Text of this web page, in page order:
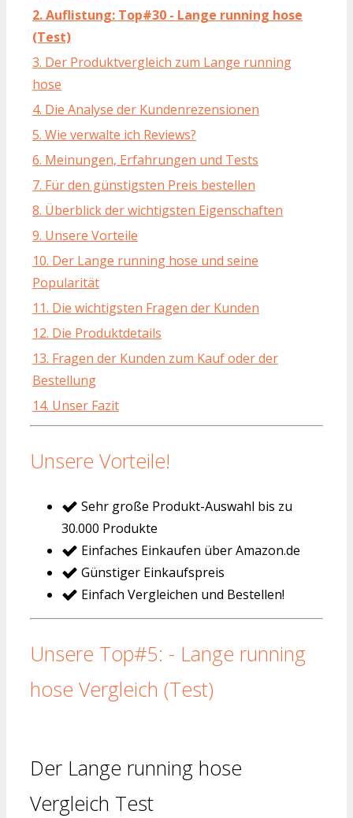
2. Auflistung: Top#30 - Lange running hose
(Test)
3. Der Produktvergleich zum Lange running
hose
4. Die Analyse der Kundenrezensionen
5. Wie verwalte ich Reviews?
6. Meinungen, Erfahrungen und Tests
7. Für den günstigsten Preis bestellen
8. Überblick der wichtigsten Eigenschaften
9. Unsere Vorteile
10. Der Lange running hose und seine
Popularität
11. Die wichtigsten Fragen der Kunden
12. Die Produktdetails
13. Fragen der Kunden zum Kauf oder der
Bestellung
14. Unser Fazit
Unsere Vorteile!
Sehr große Produkt-Auswahl bis zu
30.000 Produkte
Einfaches Einkaufen über Amazon.de
Günstiger Einkaufspreis
Einfach Vergleichen und Bestellen!
Unsere Top#5: - Lange running
hose Vergleich (Test)
Der Lange running hose
Vergleich Test